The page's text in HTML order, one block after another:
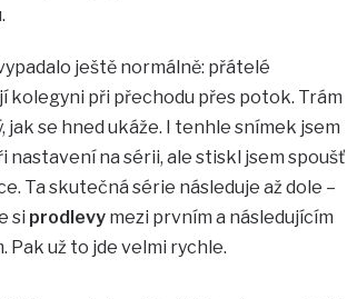
ještě normálně: přátelé
kolegyni při přechodu přes potok. Trám
jak se hned ukáže. I tenhle snímek jsem
nastavení na sérii, ale stiskl jsem spoušť
Ta skutečná série následuje až dole –
si prodlevymezi prvním a následujícím
Pak už to jde velmi rychle.